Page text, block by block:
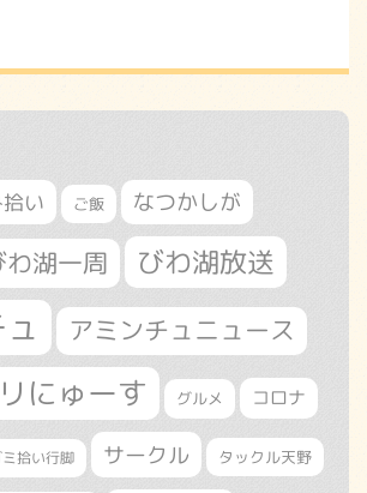
い ご飯 なつかしが
わ湖一周 びわ湖放送
アミンチュニュース
にゅーす グルメ コロナ
ミ拾い行脚 サークル タックル天野